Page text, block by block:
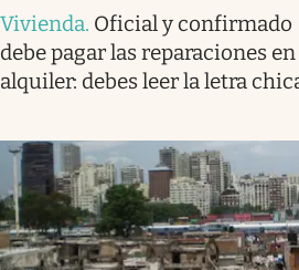
Vivienda. Oficial y confirmado
debe pagar las reparaciones
alquiler: debes leer la letra